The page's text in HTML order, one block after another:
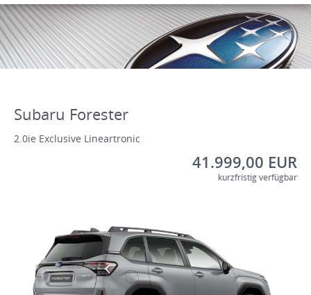
Subaru Forester
2.0ie Exclusive Lineartronic
41.999,00 EUR
kurzfristig verfügbar